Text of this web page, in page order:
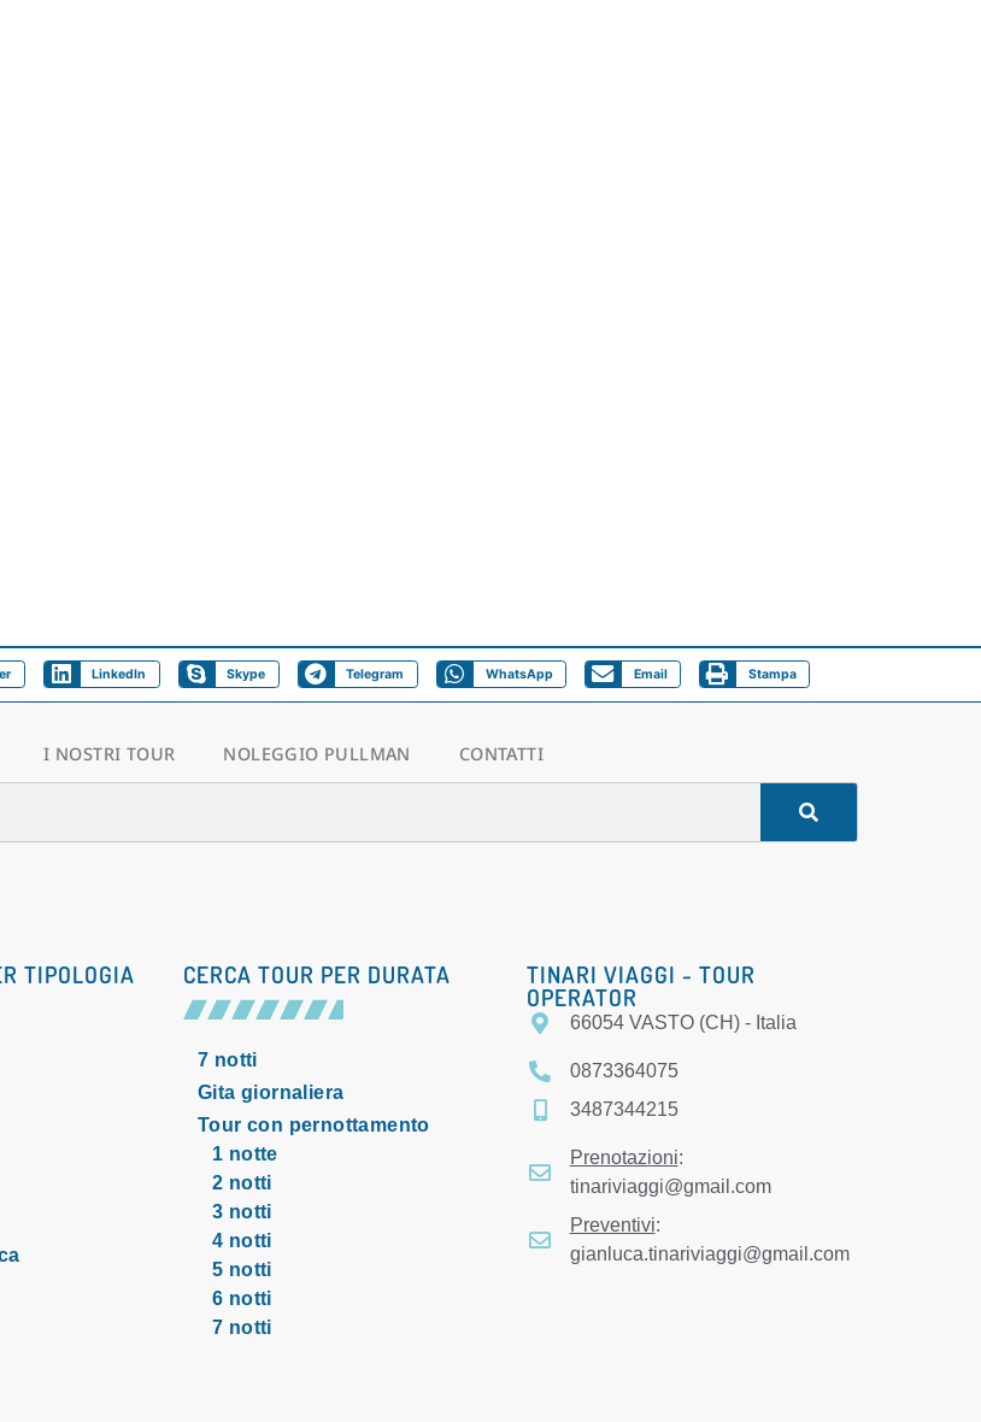
LinkedIn Skype Telegram WhatsApp Email Stampa
I NOSTRI TOUR NOLEGGIO PULLMAN CONTATTI
TIPOLOGIA CERCA TOUR PER DURATA
7 notti
Gita giornaliera
Tour con pernottamento
1 notte
2 notti
3 notti
4 notti
5 notti
6 notti
7 notti
TINARI VIAGGI - TOUR
OPERATOR
66054 VASTO (CH) - Italia
0873364075
3487344215
Prenotazioni:
tinariviaggi@gmail.com
Preventivi:
gianluca.tinariviaggi@gmail.com